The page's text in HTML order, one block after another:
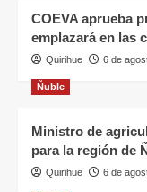
COEVA aprueba
emplazará en las
Quirihue 6 de
Ñuble
Ministro de
para la región de
Quirihue 6 de